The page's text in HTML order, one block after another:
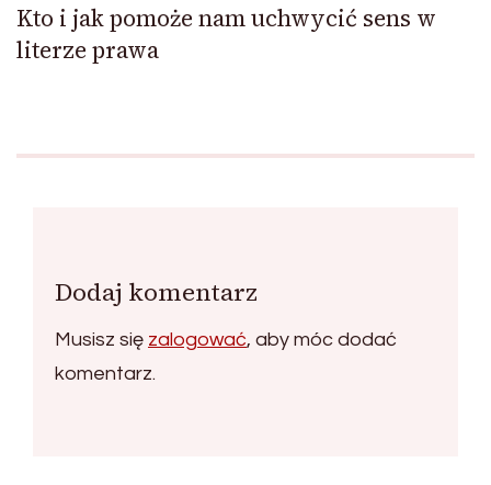
Kto i jak pomoże nam uchwycić sens w
literze prawa
Dodaj komentarz
Musisz się zalogować, aby móc dodać
komentarz.